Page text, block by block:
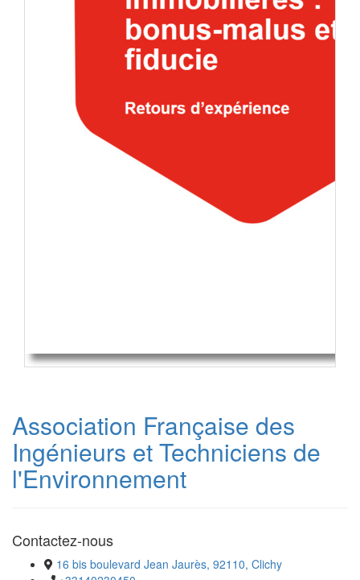
Association Française des
Ingénieurs et Techniciens de
l'Environnement
Contactez-nous
16 bis boulevard Jean Jaurès, 92110, Clichy